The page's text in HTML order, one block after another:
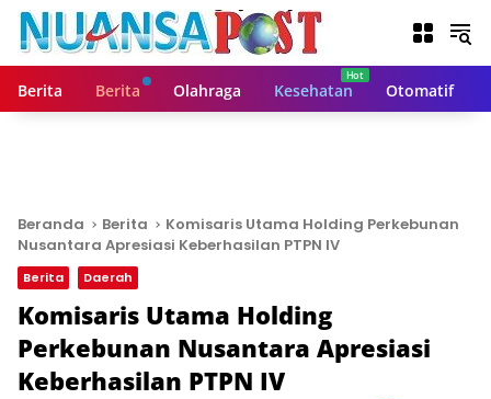
Berita Berita Olahraga Kesehatan Otomatif
Beranda Berita
Komisaris Utama Holding Perkebunan
Nusantara Apresiasi Keberhasilan PTPN IV
Berita Daerah
Komisaris Utama Holding
Perkebunan Nusantara Apresiasi
Keberhasilan PTPN IV